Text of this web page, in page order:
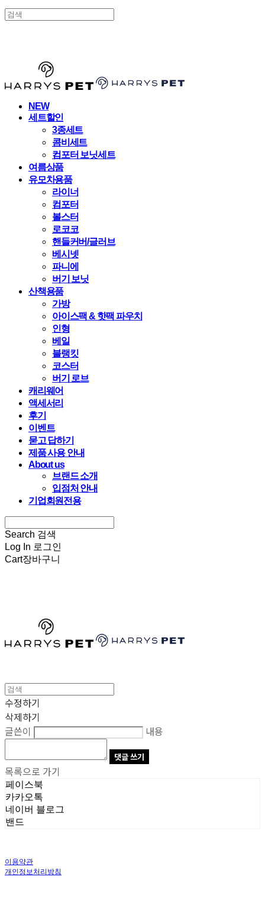
NEW
세트할인
3종세트
콤비세트
컴포터 보닛세트
여름상품
유모차용품
라이너
컴포터
볼스터
로코코
핸들커버/글러브
베시넷
파니에
버기 보닛
산책용품
가방
아이스팩 & 핫팩 파우치
인형
베일
블랭킷
코스터
버기 로브
캐리웨어
액세서리
후기
이벤트
묻고 답하기
제품 사용 안내
About us
브랜드 소개
입점처 안내
기업회원전용
Search 검색
Log In 로그인
Cart장바구니
수정하기
삭제하기
글쓴이
내용
댓글 쓰기
목록으로 가기
페이스북
카카오톡
네이버 블로그
밴드
이용약관
개인정보처리방침